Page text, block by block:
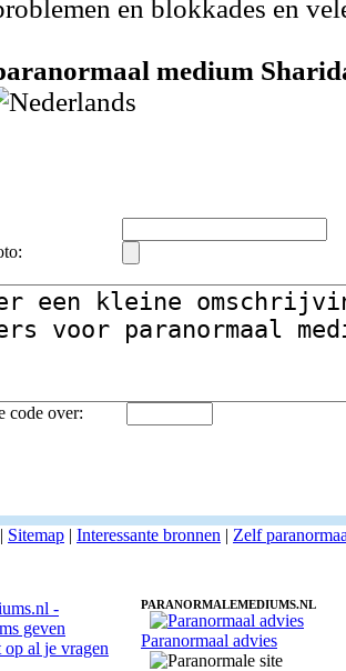
en blokkades en
medium
code over:
| Sitemap | Interessante bronnen | Zelf
PARANORMALEMEDIUMS.NL
Paranormaal advies